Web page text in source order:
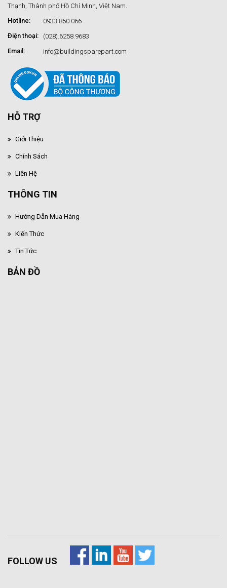
Thạnh, Thành phố Hồ Chí Minh, Việt Nam.
Hotline:
0933.850.066
Điện thoại:
(028).6258.9683
Email:
info@buildingsparepart.com
HỖ TRỢ
Giới Thiệu
Chính Sách
Liên Hệ
THÔNG TIN
Hướng Dẫn Mua Hàng
Kiến Thức
Tin Tức
BẢN ĐỒ
FOLLOW US